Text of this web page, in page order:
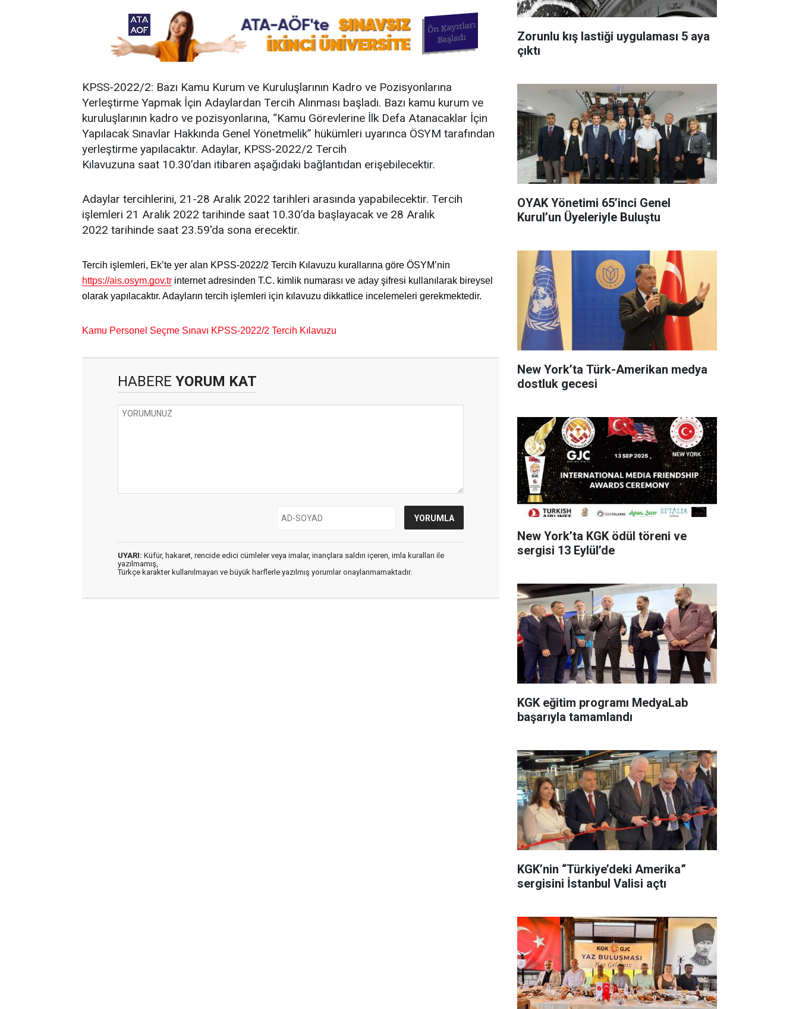
KPSS-2022/2: Bazı Kamu Kurum ve Kuruluşlarının Kadro ve Pozisyonlarına
Yerleştirme Yapmak İçin Adaylardan Tercih Alınması başladı. Bazı kamu kurum ve
kuruluşlarının kadro ve pozisyonlarına, “Kamu Görevlerine İlk Defa Atanacaklar İçin
Yapılacak Sınavlar Hakkında Genel Yönetmelik” hükümleri uyarınca ÖSYM tarafından
yerleştirme yapılacaktır. Adaylar, KPSS-2022/2 Tercih
Kılavuzuna saat 10.30’dan itibaren aşağıdaki bağlantıdan erişebilecektir.
Adaylar tercihlerini, 21-28 Aralık 2022 tarihleri arasında yapabilecektir. Tercih
işlemleri 21 Aralık 2022 tarihinde saat 10.30’da başlayacak ve 28 Aralık
2022 tarihinde saat 23.59'da sona erecektir.
Tercih işlemleri, Ek’te yer alan KPSS-2022/2 Tercih Kılavuzu kurallarına göre ÖSYM’nin
https://ais.osym.gov.tr internet adresinden T.C. kimlik numarası ve aday şifresi kullanılarak bireysel
olarak yapılacaktır. Adayların tercih işlemleri için kılavuzu dikkatlice incelemeleri gerekmektedir.
Kamu Personel Seçme Sınavı KPSS-2022/2 Tercih Kılavuzu
HABERE YORUM KAT
UYARI: Küfür, hakaret, rencide edici cümleler veya imalar, inançlara saldırı içeren, imla kuralları ile
yazılmamış,
Türkçe karakter kullanılmayan ve büyük harflerle yazılmış yorumlar onaylanmamaktadır.
Zorunlu kış lastiği uygulaması 5 aya
çıktı
OYAK Yönetimi 65’inci Genel
Kurul’un Üyeleriyle Buluştu
New York’ta Türk-Amerikan medya
dostluk gecesi
New York’ta KGK ödül töreni ve
sergisi 13 Eylül’de
KGK eğitim programı MedyaLab
başarıyla tamamlandı
KGK’nin “Türkiye’deki Amerika”
sergisini İstanbul Valisi açtı